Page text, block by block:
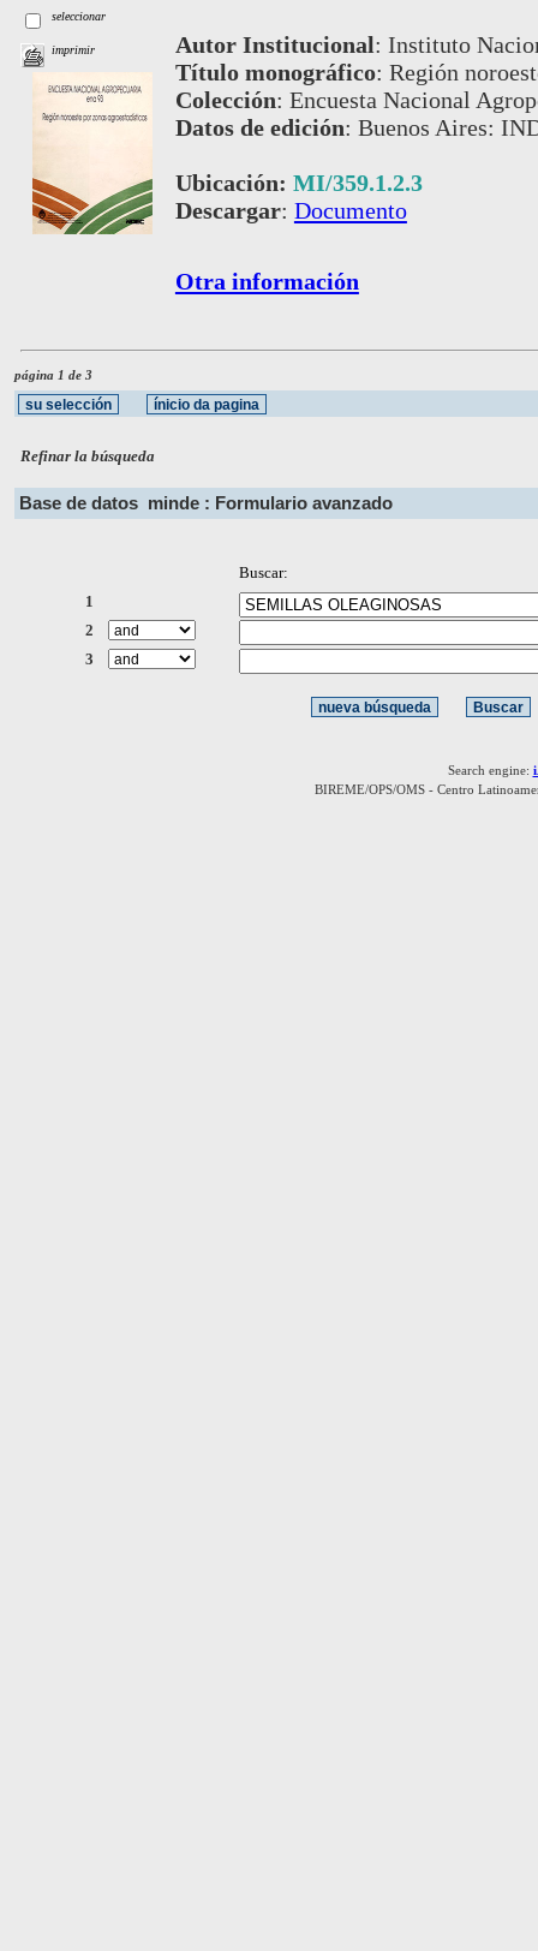
seleccionar
imprimir Autor Institucional: Instituto
Título monográfico: Región
Colección: Encuesta Nacional
Datos de edición: Buenos Aires:
Ubicación: MI/359.1.2.3
Descargar: Documento
Otra información
página 1 de 3
Refinar la búsqueda
Base de datos minde : Formulario avanzado
Buscar:
1
2
3
Search engine:
BIREME/OPS/OMS - Centro